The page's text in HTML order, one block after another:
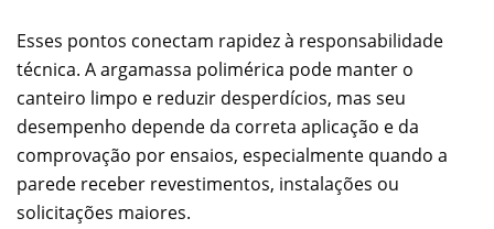
Esses pontos conectam rapidez à responsabilidade
técnica. A argamassa polimérica pode manter o
canteiro limpo e reduzir desperdícios, mas seu
desempenho depende da correta aplicação e da
comprovação por ensaios, especialmente quando a
parede receber revestimentos, instalações ou
solicitações maiores.